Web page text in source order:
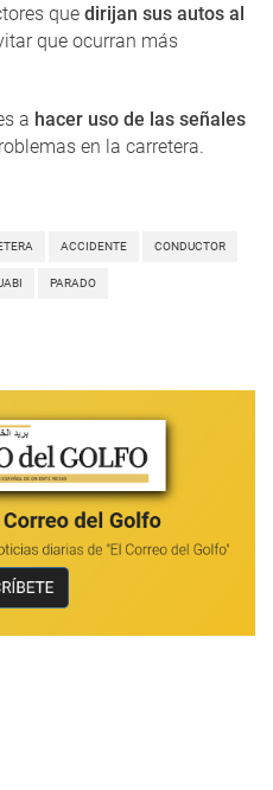
que dirijan sus autos al
que ocurran más
a hacer uso de las señales
en la carretera.
ACCIDENTE CONDUCTOR
PARADO